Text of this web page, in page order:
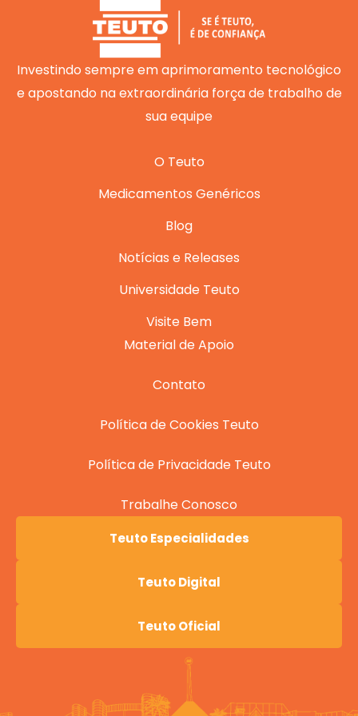
u
b
e
a
g
r
a
m
e
i
Investindo sempre em aprimoramento tecnológico
e apostando na extraordinária força de trabalho de
sua equipe
O Teuto
Medicamentos Genéricos
Blog
Notícias e Releases
Universidade Teuto
Visite Bem
Material de Apoio
Contato
Política de Cookies Teuto
Política de Privacidade Teuto
Trabalhe Conosco
Teuto Especialidades
Teuto Digital
Teuto Oficial